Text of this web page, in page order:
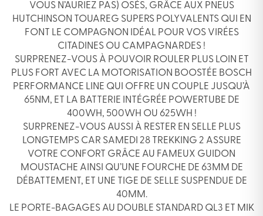
VOUS N’AURIEZ PAS) OSÉS, GRÂCE AUX PNEUS
HUTCHINSON TOUAREG SUPERS POLYVALENTS QUI EN
FONT LE COMPAGNON IDÉAL POUR VOS VIRÉES
CITADINES OU CAMPAGNARDES !
SURPRENEZ-VOUS À POUVOIR ROULER PLUS LOIN ET
PLUS FORT AVEC LA MOTORISATION BOOSTÉE BOSCH
PERFORMANCE LINE QUI OFFRE UN COUPLE JUSQU’À
65NM, ET LA BATTERIE INTÉGRÉE POWERTUBE DE
400WH, 500WH OU 625WH !
SURPRENEZ-VOUS AUSSI À RESTER EN SELLE PLUS
LONGTEMPS CAR SAMEDI 28 TREKKING 2 ASSURE
VOTRE CONFORT GRÂCE AU FAMEUX GUIDON
MOUSTACHE AINSI QU’UNE FOURCHE DE 63MM DE
DÉBATTEMENT, ET UNE TIGE DE SELLE SUSPENDUE DE
40MM.
LE PORTE-BAGAGES AU DOUBLE STANDARD QL3 ET MIK